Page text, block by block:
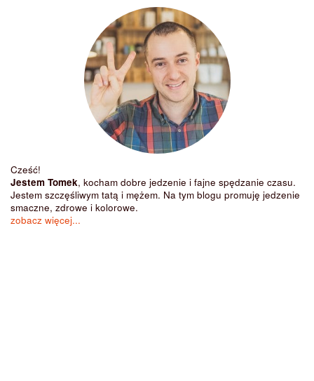
Cześć!
Jestem Tomek, kocham dobre jedzenie i fajne spędzanie czasu.
Jestem szczęśliwym tatą i mężem. Na tym blogu promuję jedzenie
smaczne, zdrowe i kolorowe.
zobacz więcej...